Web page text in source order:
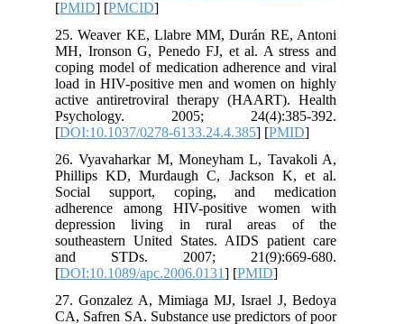
25. Weaver KE, Llabre MM, Durán
MH, Ironson G, Penedo FJ, et al. A
coping model of medication adherence
load in HIV-positive men and women
active antiretroviral therapy
Psychology. 2005;
[DOI:10.1037/0278-6133.24.4.385
26. Vyavaharkar M, Moneyham L,
Phillips KD, Murdaugh C, Jackson
Social support, coping, and
adherence among HIV-positive
depression living in rural
southeastern United States. AIDS
and STDs. 2007;
[DOI:10.1089/apc.2006.0131
27. Gonzalez A, Mimiaga MJ, Israel
CA, Safren SA. Substance use